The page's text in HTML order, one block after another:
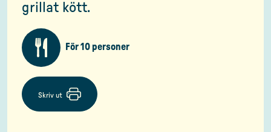
grillat kött.
För 10 personer
Skriv ut